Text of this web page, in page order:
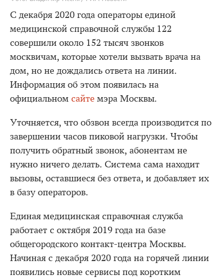
С декабря 2020 года операторы единой
медицинской справочной службы 122
совершили около 152 тысяч звонков
москвичам, которые хотели вызвать врача на
дом, но не дождались ответа на линии.
Информация об этом появилась на
официальном сайте мэра Москвы.
Уточняется, что обзвон всегда производится по
завершении часов пиковой нагрузки. Чтобы
получить обратный звонок, абонентам не
нужно ничего делать. Система сама находит
вызовы, оставшиеся без ответа, и добавляет их
в базу операторов.
Единая медицинская справочная служба
работает с октября 2019 года на базе
общегородского контакт-центра Москвы.
Начиная с декабря 2020 года на горячей линии
появились новые сервисы под коротким